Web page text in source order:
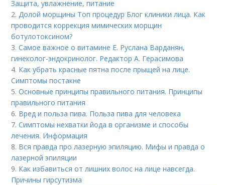
Защита, увлажнение, питание
2.Долой морщины Топ процедур Блог клиники лица. Как
проводится коррекция мимических морщин
ботулотоксином?
3.Самое важное о витамине Е. Руслана Варданян,
гинеколог-эндокринолог. Редактор А. Герасимова
4. Как убрать красные пятна после прыщей на лице.
Симптомы постакне
5.Основные принципы правильного питания. Принципы
правильного питания
6. Вред и польза пива. Польза пива для человека
7.Симптомы нехватки йода в организме и способы
лечения. Информация
8. Вся правда про лазерную эпиляцию. Мифы и правда о
лазерной эпиляции
9. Как избавиться от лишних волос на лице навсегда.
Причины гирсутизма